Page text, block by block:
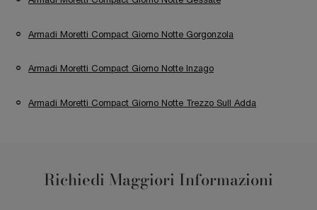
Armadi Moretti Compact Giorno Notte Gorgonzola
Armadi Moretti Compact Giorno Notte Inzago
Armadi Moretti Compact Giorno Notte Trezzo Sull Adda
Richiedi Maggiori Informazioni